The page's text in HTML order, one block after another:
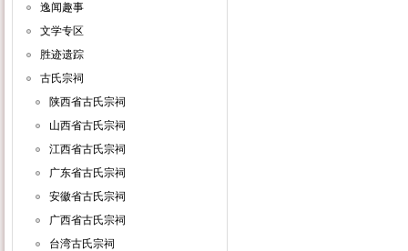
逸闻趣事
文学专区
胜迹遗踪
古氏宗祠
陕西省古氏宗祠
山西省古氏宗祠
江西省古氏宗祠
广东省古氏宗祠
安徽省古氏宗祠
广西省古氏宗祠
台湾古氏宗祠